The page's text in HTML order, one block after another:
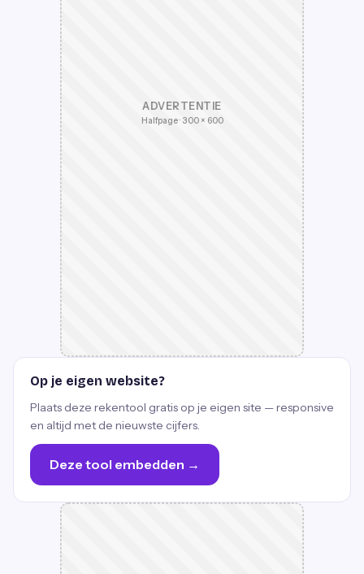
ADVERTENTIE
Halfpage · 300 × 600
Op je eigen website?
Plaats deze rekentool gratis op je eigen site — responsive
en altijd met de nieuwste cijfers.
Deze tool embedden →